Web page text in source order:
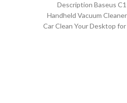
Description Baseus
Handheld Vacuum
Car Clean Your Desktop